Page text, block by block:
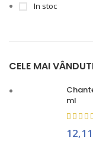
In stoc
CELE MAI
ml
12,11